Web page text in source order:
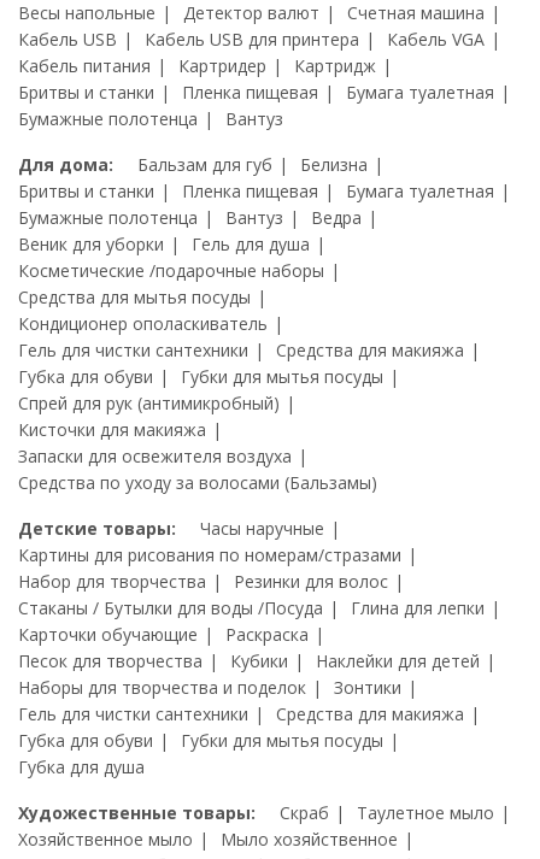
Весы напольные
Детектор валют
Счетная машина
Кабель USB
Кабель USB для принтера
Кабель VGA
Кабель питания
Картридер
Картридж
Бритвы и станки
Пленка пищевая
Бумага туалетная
Бумажные полотенца
Вантуз
Для дома:
Бальзам для губ
Белизна
Бритвы и станки
Пленка пищевая
Бумага туалетная
Бумажные полотенца
Вантуз
Ведра
Веник для уборки
Гель для душа
Косметические /подарочные наборы
Средства для мытья посуды
Кондиционер ополаскиватель
Гель для чистки сантехники
Средства для макияжа
Губка для обуви
Губки для мытья посуды
Спрей для рук (антимикробный)
Кисточки для макияжа
Запаски для освежителя воздуха
Средства по уходу за волосами (Бальзамы)
Детские товары:
Часы наручные
Картины для рисования по номерам/стразами
Набор для творчества
Резинки для волос
Стаканы / Бутылки для воды /Посуда
Глина для лепки
Карточки обучающие
Раскраска
Песок для творчества
Кубики
Наклейки для детей
Наборы для творчества и поделок
Зонтики
Гель для чистки сантехники
Средства для макияжа
Губка для обуви
Губки для мытья посуды
Губка для душа
Художественные товары:
Скраб
Таулетное мыло
Хозяйственное мыло
Мыло хозяйственное